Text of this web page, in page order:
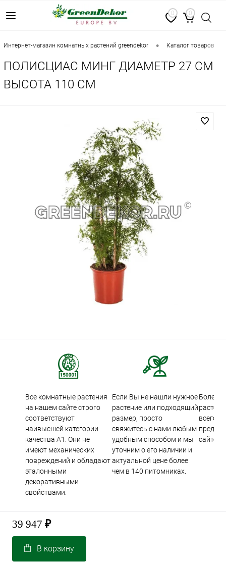
0 0
интернет-магазин комнатных растений greendekor • каталог товаров
ПОЛИСЦИАС МИНГ ДИАМЕТР 27 СМ
ВЫСОТА 110 СМ
Все комнатные растения
на нашем сайте строго
соответствуют
наивысшей категории
качества А1. Они не
имеют механических
повреждений и обладают
эталонными
декоративными
свойствами.
Если Вы не нашли нужное
растение или подходящий
размер, просто
свяжитесь с нами любым
удобным способом и мы
уточним о его наличии и
актуальной цене более
чем в 140 питомниках.
Более
всего
сайте.
39 947 ₽
В корзину